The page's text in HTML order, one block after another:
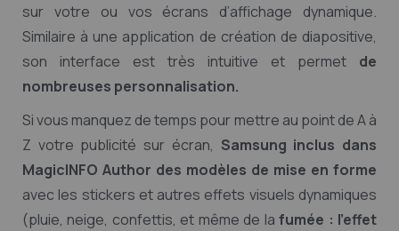
sur votre ou vos écrans d’affichage dynamique.
Similaire à une application de création de diapositive,
son interface est très intuitive et permet de
nombreuses personnalisation.
Si vous manquez de temps pour mettre au point de A à
Z votre publicité sur écran, Samsung inclus dans
MagicINFO Author des modèles de mise en forme
avec les stickers et autres effets visuels dynamiques
(pluie, neige, confettis, et même de lafumée : l’effet